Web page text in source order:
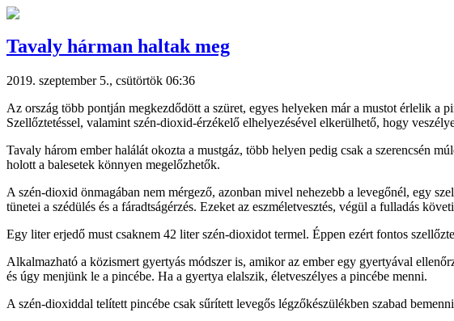
Tavaly hárman haltak meg
2019. szeptember 5., csütörtök 06:36
Az ország több pontján megkezdődött a szüret, egyes helyeken már a mustot érlelik
Szellőztetéssel, valamint szén-dioxid-érzékelő elhelyezésével elkerülhető, hogy
Tavaly három ember halálát okozta a mustgáz, több helyen pedig csak a szerencsén
holott a balesetek könnyen megelőzhetők.
A szén-dioxid önmagában nem mérgező, azonban mivel nehezebb a levegőnél, egy
tünetei a szédülés és a fáradtságérzés. Ezeket az eszméletvesztés, végül a fulladás
Egy liter erjedő must csaknem 42 liter szén-dioxidot termel. Éppen ezért fontos
Alkalmazható a közismert gyertyás módszer is, amikor az ember egy gyertyával
és úgy menjünk le a pincébe. Ha a gyertya elalszik, életveszélyes a pincébe menni.
A szén-dioxiddal telített pincébe csak sűrített levegős légzőkészülékben szabad